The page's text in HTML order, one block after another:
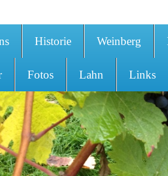
Historie Weinberg
Fotos Lahn Links